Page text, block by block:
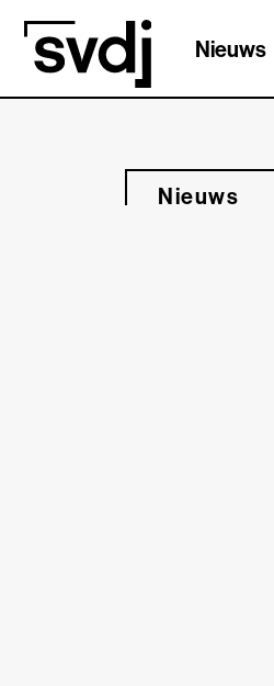
Naar hoofdinhoud
Nieuws
Nieuws